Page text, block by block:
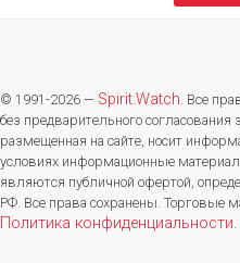
© 1991-2026 — Spirit.Watch. Все
без предварительного
размещенная на сайте, носит
условиях информационные
являются публичной офертой,
РФ. Все права сохранены. Торговые
Политика конфиденциальности.